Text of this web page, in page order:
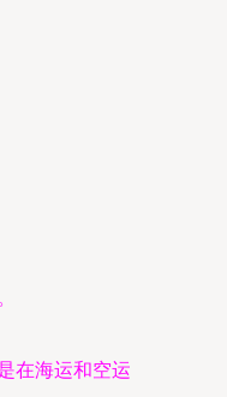
在海运和空运